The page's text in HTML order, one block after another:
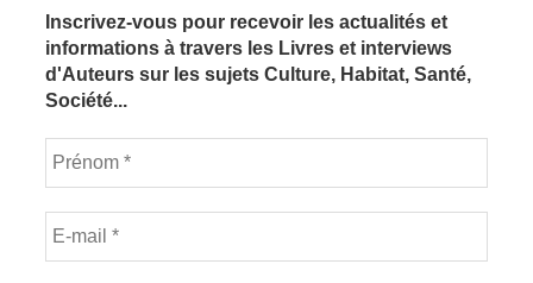
Inscrivez-vous pour recevoir les actualités et
informations à travers les Livres et interviews
d'Auteurs sur les sujets Culture, Habitat, Santé,
Société...